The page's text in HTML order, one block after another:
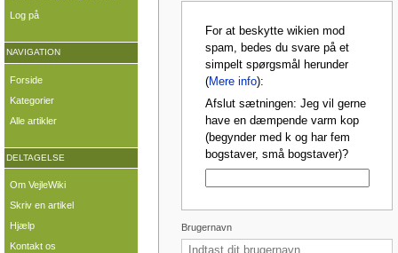
For at beskytte wikien mod
spam, bedes du svare på et
simpelt spørgsmål herunder
(Mere info):
Afslut sætningen: Jeg vil gerne
have en dæmpende varm kop
(begynder med k og har fem
bogstaver, små bogstaver)?
Brugernavn
Log på
NAVIGATION
Forside
Kategorier
Alle artikler
DELTAGELSE
Om VejleWiki
Skriv en artikel
Hjælp
Kontakt os